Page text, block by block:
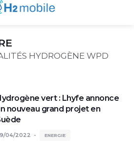
HYDROGÈNE WPD
vert : Lhyfe annonce
nouveau grand projet en
04/2022 ENERGIE